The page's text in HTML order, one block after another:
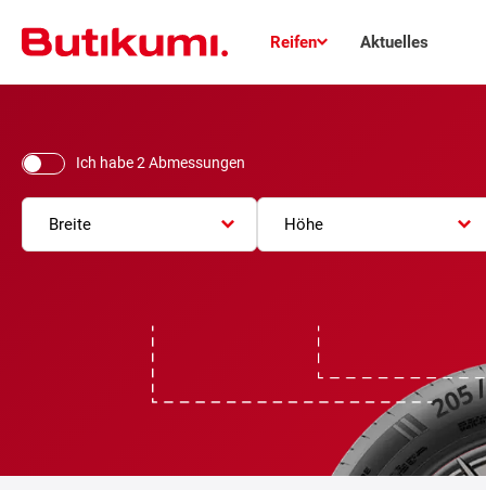
Reifen Aktuelles
Ich habe 2 Abmessungen
Breite Höhe